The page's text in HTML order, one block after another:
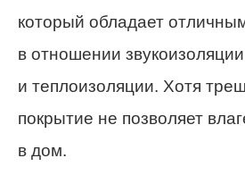
который обладает
в отношении звукоизоляции
и теплоизоляции. Хотя
покрытие не позволяет
в дом.